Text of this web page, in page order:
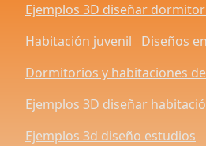
Ejemplos 3D diseñar
Habitación juvenil
Diseños
Dormitorios y habitaciones
Ejemplos 3D diseñar
Ejemplos 3d diseño estudios